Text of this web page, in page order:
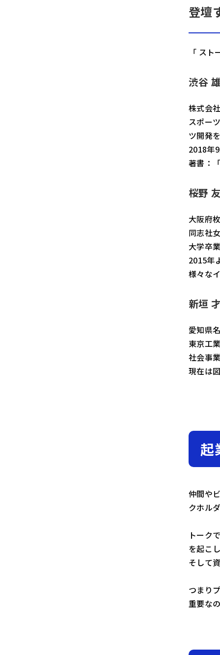
登壇
「 ス
渋谷
株式会
スポー
ツ開発
2018年
著書：
桜野
大阪府
同志社
大学卒
2015年
様々な
新垣
愛知県
東京工
社会事
現在は
起
仲間や
クホル
トーク
を起こ
そして
つまり
重要な